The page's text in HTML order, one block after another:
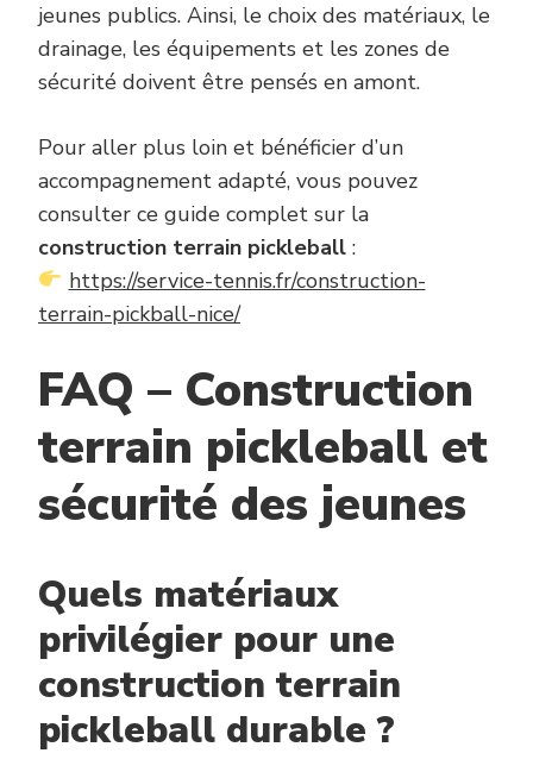
jeunes publics. Ainsi, le choix des matériaux, le
drainage, les équipements et les zones de
sécurité doivent être pensés en amont.
Pour aller plus loin et bénéficier d’un
accompagnement adapté, vous pouvez
consulter ce guide complet sur la
construction terrain pickleball :
https://service-tennis.fr/construction-
terrain-pickball-nice/
FAQ – Construction
terrain pickleball et
sécurité des jeunes
Quels matériaux
privilégier pour une
construction terrain
pickleball durable ?